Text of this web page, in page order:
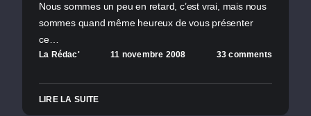
Nous sommes un peu en retard, c’est vrai, mais nous
sommes quand même heureux de vous présenter
ce…
La Rédac' 11 novembre 2008 33 comments
LIRE LA SUITE